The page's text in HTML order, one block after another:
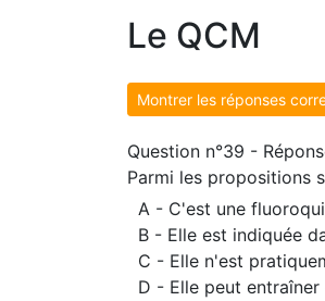
Le QCM
Montrer les réponses
Question n°39 -
Parmi les propositions
A - C'est une
B - Elle est indiquée
C - Elle n'est
D - Elle peut